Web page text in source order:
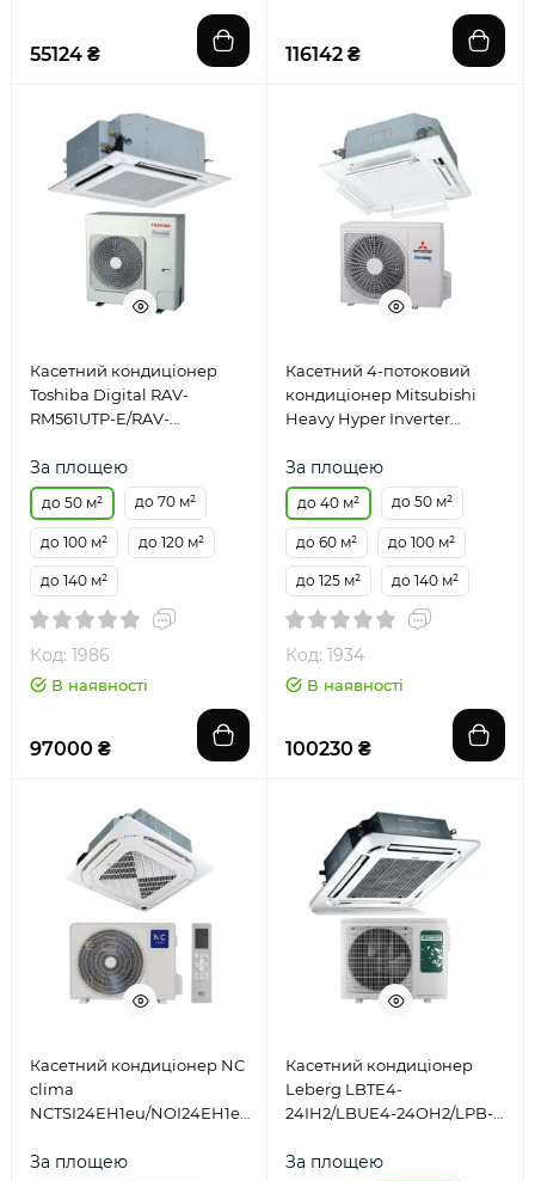
55124 ₴ 116142 ₴
Касетний кондиціонер
Toshiba Digital RAV-
RM561UTP-E/RAV-
U31PGP(W)-E/RBC-ASCU11-E
За площею
до 50 м² до 70 м²
до 100 м² до 120 м²
до 140 м²
Код: 1986
В наявності
97000 ₴
Касетний 4-потоковий
кондиціонер Mitsubishi
Heavy Hyper Inverter
За площею
до 40 м² до 50 м²
до 60 м² до 100 м²
до 125 м² до 140 м²
Код: 1934
В наявності
100230 ₴
Касетний кондиціонер NC
clima
NCTSI24EH1eu/NOI24EH1eu/NCP-
За площею
Касетний кондиціонер
Leberg LBTE4-
24IH2/LBUE4-24OH2/LPB-
За площею